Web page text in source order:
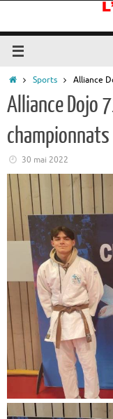
contenu
Accueil
Sports Alliance
Alliance Dojo
championnats
30 mai 2022